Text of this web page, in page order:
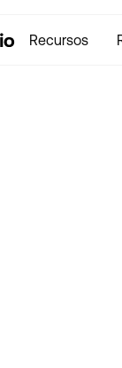
Recursos